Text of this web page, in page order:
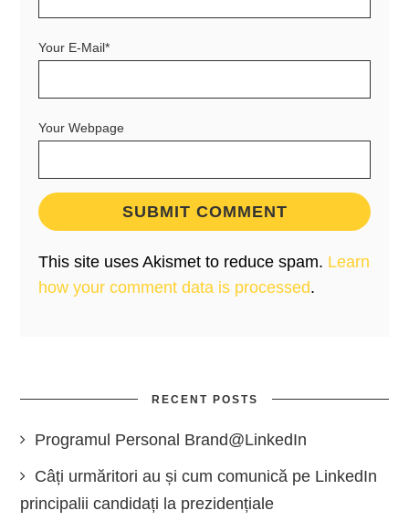
Your E-Mail*
Your Webpage
This site uses Akismet to reduce spam. Learn
how your comment data is processed.
RECENT POSTS
Programul Personal Brand@LinkedIn
Câți urmăritori au și cum comunică pe LinkedIn
principalii candidați la prezidențiale